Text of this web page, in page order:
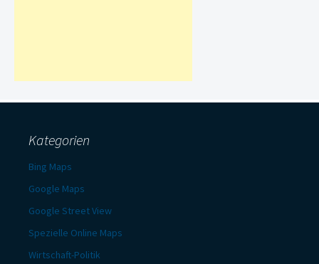
Kategorien
Bing Maps
Google Maps
Google Street View
Spezielle Online Maps
Wirtschaft-Politik